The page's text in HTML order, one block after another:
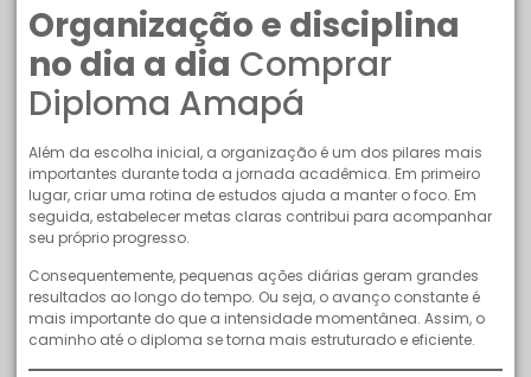
Organização e disciplina
no dia a dia Comprar
Diploma Amapá
Além da escolha inicial, a organização é um dos pilares mais
importantes durante toda a jornada acadêmica. Em primeiro
lugar, criar uma rotina de estudos ajuda a manter o foco. Em
seguida, estabelecer metas claras contribui para acompanhar
seu próprio progresso.
Consequentemente, pequenas ações diárias geram grandes
resultados ao longo do tempo. Ou seja, o avanço constante é
mais importante do que a intensidade momentânea. Assim, o
caminho até o diploma se torna mais estruturado e eficiente.